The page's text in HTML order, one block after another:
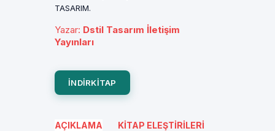
TASARIM.
Yazar: Dstil Tasarım İletişim
Yayınları
INDIRKITAP
AÇIKLAMA KITAP ELEŞTIRILERI